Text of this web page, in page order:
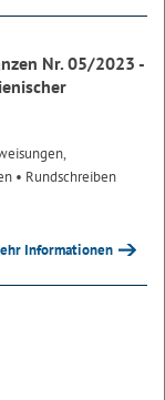
Nr. 05/2023 -
• Rundschreiben
Informationen